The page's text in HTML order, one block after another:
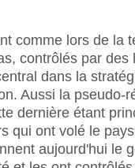
comme lors de la
contrôlés par
dans la
Aussi la pseudo-
dernière étant
qui ont volé le
aujourd'hui le